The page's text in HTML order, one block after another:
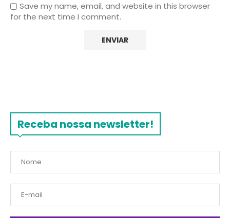
Save my name, email, and website in this browser
for the next time I comment.
Receba nossa newsletter!